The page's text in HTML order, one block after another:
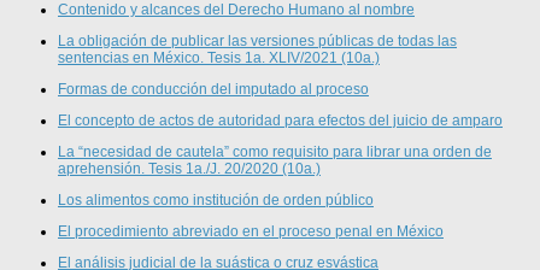
Contenido y alcances del Derecho Humano al nombre
La obligación de publicar las versiones públicas de todas las
sentencias en México. Tesis 1a. XLIV/2021 (10a.)
Formas de conducción del imputado al proceso
El concepto de actos de autoridad para efectos del juicio de amparo
La “necesidad de cautela” como requisito para librar una orden de
aprehensión. Tesis 1a./J. 20/2020 (10a.)
Los alimentos como institución de orden público
El procedimiento abreviado en el proceso penal en México
El análisis judicial de la suástica o cruz esvástica